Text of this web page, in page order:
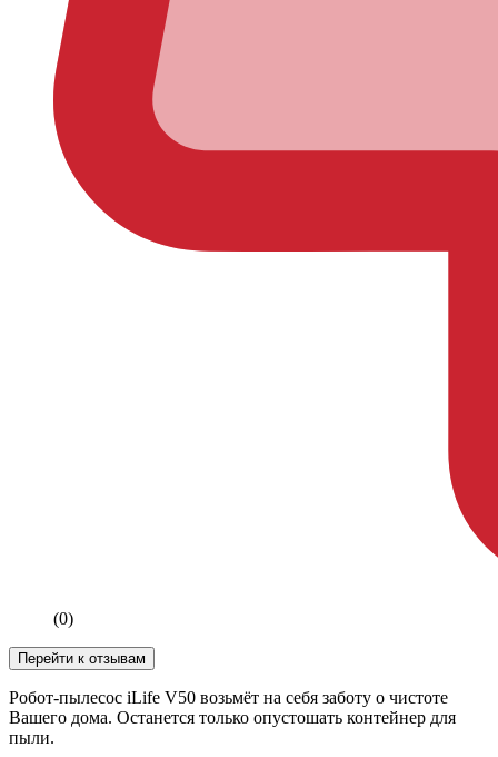
(0)
Перейти к отзывам
Робот-пылесос iLife V50 возьмёт на себя заботу о чистоте
Вашего дома. Останется только опустошать контейнер для
пыли.